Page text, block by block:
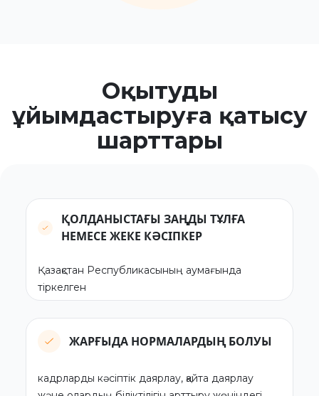
Оқытуды
ұйымдастыруға қатысу
шарттары
ҚОЛДАНЫСТАҒЫ ЗАҢДЫ ТҰЛҒА
НЕМЕСЕ ЖЕКЕ КӘСІПКЕР
Қазақстан Республикасының аумағында
тіркелген
ЖАРҒЫДА НОРМАЛАРДЫҢ БОЛУЫ
кадрларды кәсіптік даярлау, қайта даярлау